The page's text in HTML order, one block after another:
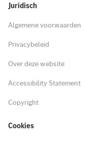
Juridisch
Algemene voorwaarden
Privacybeleid
Over deze website
Accessibility Statement
Copyright
Cookies